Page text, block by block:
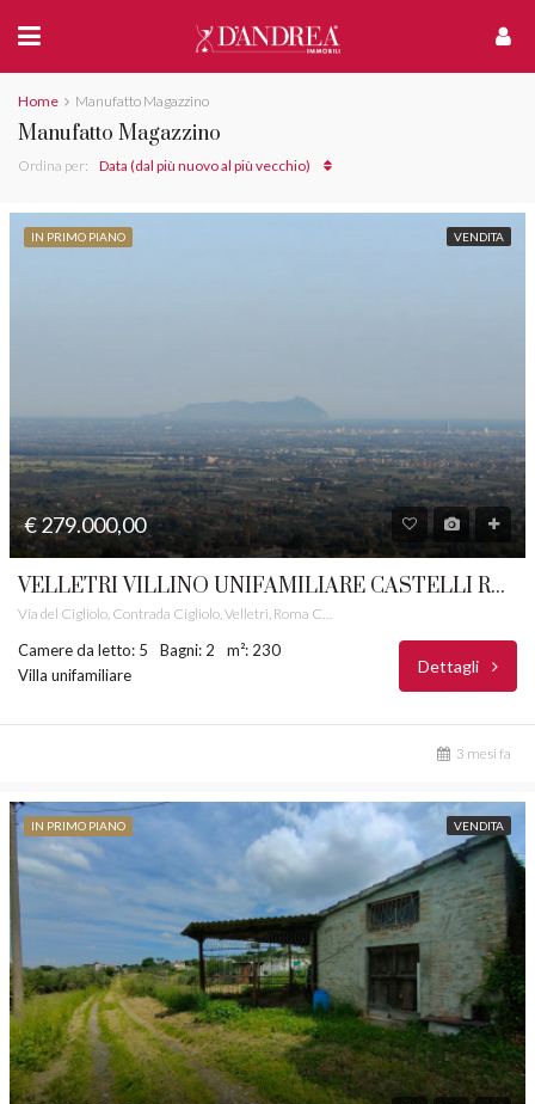
Home Manufatto Magazzino
Manufatto Magazzino
Ordina per: Data (dal più nuovo al più vecchio)
IN PRIMO PIANO VENDITA
€ 279.000,00
VELLETRI VILLINO UNIFAMILIARE CASTELLI ROMANI RIF. 24
Via del Cigliolo, Contrada Cigliolo, Velletri, Roma Capitale, Lazio, 00049, Italia
Camere da letto: 5 Bagni: 2
m²: 230
Villa unifamiliare
Dettagli
3 mesi fa
IN PRIMO PIANO VENDITA